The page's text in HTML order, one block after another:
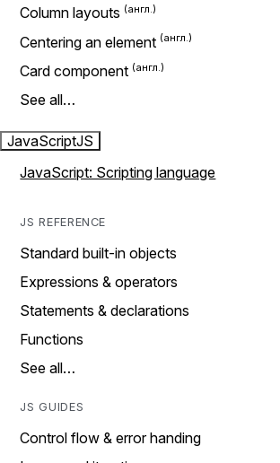
Column layouts
Centering an element
Card component
See all…
JavaScriptJS
JavaScript: Scripting language
JS REFERENCE
Standard built-in objects
Expressions & operators
Statements & declarations
Functions
See all…
JS GUIDES
Control flow & error handing